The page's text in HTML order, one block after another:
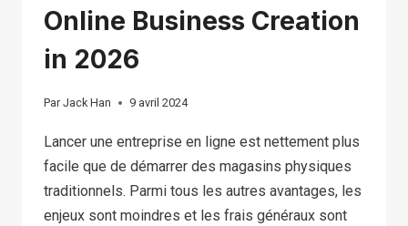
Online Business Creation
in 2026
Par Jack Han 9 avril 2024
Lancer une entreprise en ligne est nettement plus
facile que de démarrer des magasins physiques
traditionnels. Parmi tous les autres avantages, les
enjeux sont moindres et les frais généraux sont